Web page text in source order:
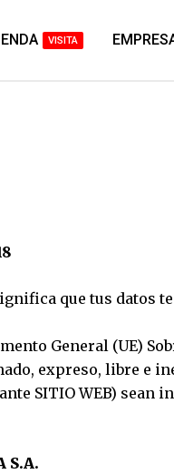
VISITA
que tus
General (UE)
expreso, libre e
SITIO WEB) sean
S.A.